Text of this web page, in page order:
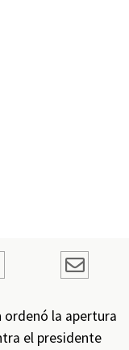
ordenó la apertura
el presidente